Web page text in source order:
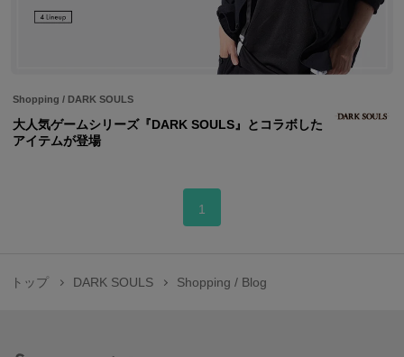
Shopping / DARK SOULS
大人気ゲームシリーズ『DARK SOULS』とコラボした
アイテムが登場
1
トップ DARK SOULS Shopping / Blog